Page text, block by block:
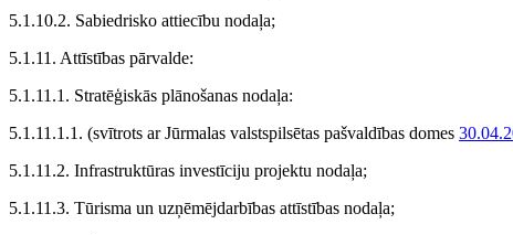
5.1.10.2. Sabiedrisko attiecību nodaļa;
5.1.11. Attīstības pārvalde:
5.1.11.1. Stratēģiskās plānošanas nodaļa:
5.1.11.1.1. (svītrots ar Jūrmalas valstspilsētas pašvaldības domes
5.1.11.2. Infrastruktūras investīciju projektu nodaļa;
5.1.11.3. Tūrisma un uzņēmējdarbības attīstības nodaļa;